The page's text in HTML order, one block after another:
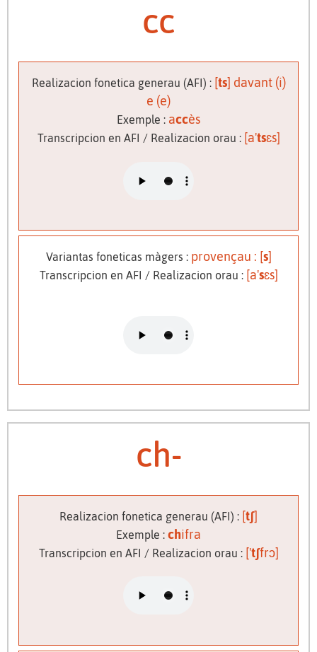
cc
Realizacion fonetica generau (AFI) : [ts] davant (i)
e (e)
Exemple : accès
Transcripcion en AFI / Realizacion orau : [a'tsɛs]
Variantas foneticas màgers : provençau : [s]
Transcripcion en AFI / Realizacion orau : [a'sɛs]
ch-
Realizacion fonetica generau (AFI) : [tʃ]
Exemple : chifra
Transcripcion en AFI / Realizacion orau : ['tʃfrɔ]